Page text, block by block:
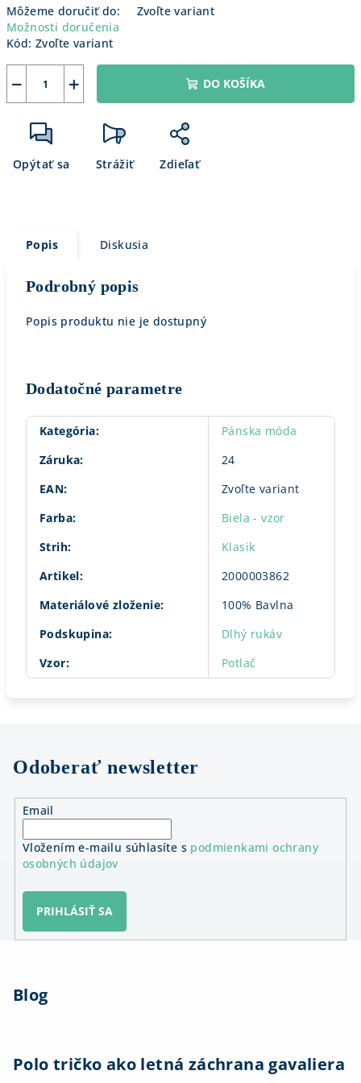
Môžeme doručiť do:
Zvoľte variant
Možnosti doručenia
Kód: Zvoľte variant
+
− DO KOŠÍKA
Opýtať sa Strážiť Zdieľať
Popis Diskusia
Podrobný popis
Popis produktu nie je dostupný
Dodatočné parametre
Kategória:
Pánska móda
Záruka:
24
EAN:
Zvoľte variant
Farba:
Biela - vzor
Strih:
Klasik
Artikel:
2000003862
Materiálové zloženie:
100% Bavlna
Podskupina:
Dlhý rukáv
Vzor: Potlač
Odoberať newsletter
Email
Vložením e-mailu súhlasíte s podmienkami ochrany
osobných údajov
PRIHLÁSIŤ SA
Blog
Polo tričko ako letná záchrana gavaliera